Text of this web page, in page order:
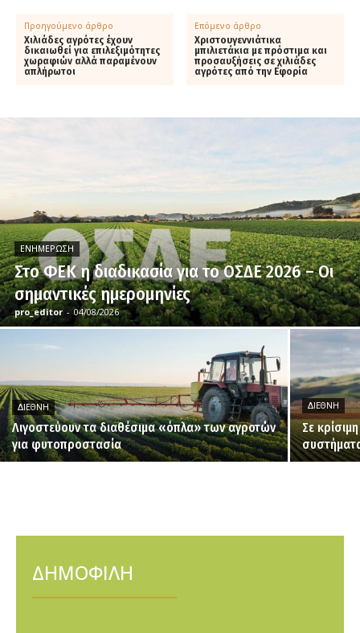
Προηγούμενο άρθρο
Χιλιάδες αγρότες έχουν
δικαιωθεί για επιλεξιμότητες
χωραφιών αλλά παραμένουν
απλήρωτοι
Επόμενο άρθρο
Χριστουγεννιάτικα
μπιλιετάκια με πρόστιμα και
προσαυξήσεις σε χιλιάδες
αγρότες από την Εφορία
ΕΝΗΜΈΡΩΣΗ
Στο ΦΕΚ η διαδικασία για το ΟΣΔΕ 2026 – Οι
σημαντικές ημερομηνίες
pro_editor - 04/08/2026
ΔΙΕΘΝΉ
Λιγοστεύουν τα διαθέσιμα «όπλα» των αγροτών
για φυτοπροστασία
ΔΙΕΘΝΉ
Σε
ΔΗΜΟΦΙΛΗ